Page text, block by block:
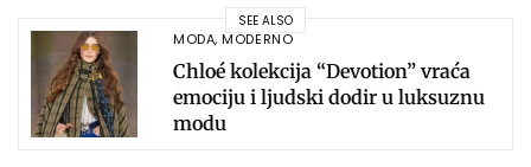
SEE ALSO
MODA,MODERNO
Chloé kolekcija “Devotion” vraća
emociju i ljudski dodir u luksuznu
modu